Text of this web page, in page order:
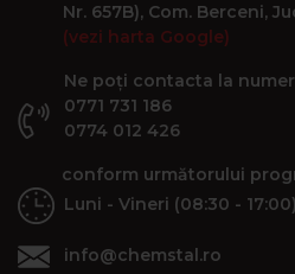
Nr. 657B), Com. Berceni,
(vezi harta Google)
Ne poți contacta la
0771 731 186
0774 012 426
conform următorului
Luni - Vineri (08:30 - 17:00)
info@chemstal.ro